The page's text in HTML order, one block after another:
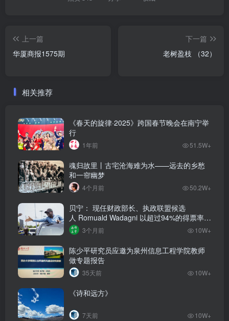
上一篇
华厦商报1575期
下一篇
老树盈枝 （32）
相关推荐
《春天的旋律·2025》跨国春节晚会在南宁举
行
1年前 51.5W+
魂归故里丨古宅沧海难为水——远去的乡愁
和一帘幽梦
4个月前 50.2W+
贝宁： 现任财政部长、执政联盟候选
人‌ Romuald Wadagni 以超过94%的得票率当
选新任总统‌
3个月前 10W+
陈少平研究员应邀为泉州信息工程学院教师
做专题报告
35天前 10W+
《诗和远方》
7天前 10W+